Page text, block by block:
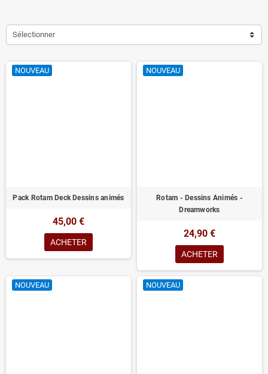
Sélectionner
NOUVEAU
Pack Rotam Deck Dessins animés
45,00 €
ACHETER
NOUVEAU
Rotam - Dessins Animés -
Dreamworks
24,90 €
ACHETER
NOUVEAU NOUVEAU